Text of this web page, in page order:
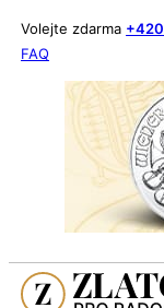
Volejte zdarma
FAQ